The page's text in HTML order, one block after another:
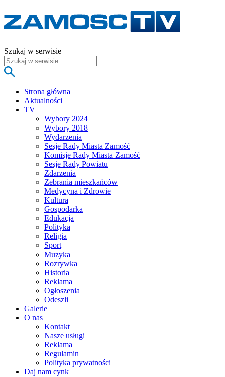
Szukaj w serwisie
Strona główna
Aktualności
TV
Wybory 2024
Wybory 2018
Wydarzenia
Sesje Rady Miasta Zamość
Komisje Rady Miasta Zamość
Sesje Rady Powiatu
Zdarzenia
Zebrania mieszkańców
Medycyna i Zdrowie
Kultura
Gospodarka
Edukacja
Polityka
Religia
Sport
Muzyka
Rozrywka
Historia
Reklama
Ogłoszenia
Odeszli
Galerie
O nas
Kontakt
Nasze usługi
Reklama
Regulamin
Polityka prywatności
Daj nam cynk